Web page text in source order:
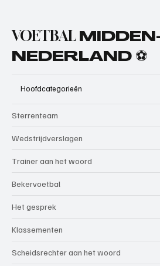
VOETBAL
NEDERLAND ⚽
Hoofdcategorieën
Sterrenteam
Wedstrijdverslagen
Trainer aan het woord
Bekervoetbal
Het gesprek
Klassementen
Scheidsrechter aan het woord